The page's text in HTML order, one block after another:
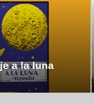
a la luna